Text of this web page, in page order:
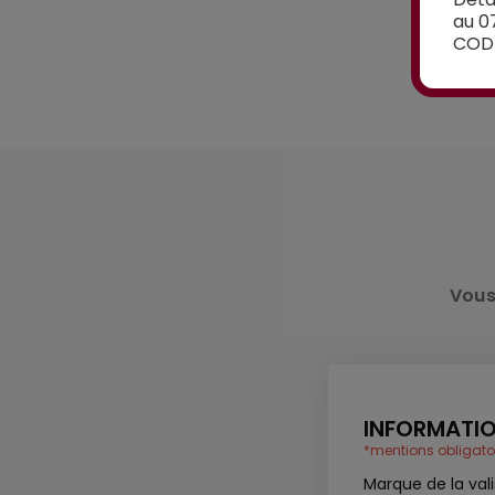
*mentions
Marque de la
au